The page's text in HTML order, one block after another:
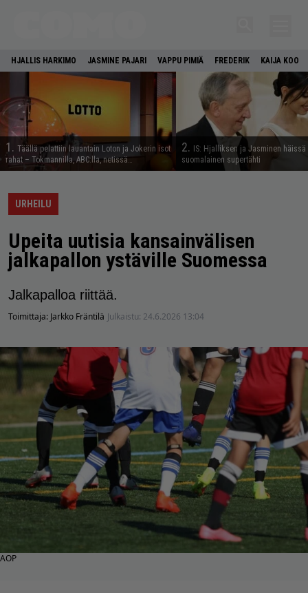
HJALLIS HARKIMO JASMINE PAJARI VAPPU PIMIÄ FREDERIK KAIJA KOO
1. Täällä pelattiin lauantain Loton ja Jokerin isot
rahat – Tokmannilla, ABC:lla, netissä…
2.
IS: Hjalliksen ja Jasminen häissä
suomalainen supertähti
URHEILU
Upeita uutisia kansainvälisen
jalkapallon ystäville Suomessa
Jalkapalloa riittää.
Toimittaja: Jarkko Fräntilä Julkaistu: 24.6.2026 13:04
AOP